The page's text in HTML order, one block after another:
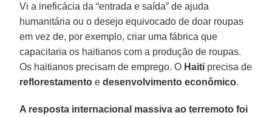
Vi a ineficácia da “entrada e saída” de ajuda
humanitária ou o desejo equivocado de doar roupas
em vez de, por exemplo, criar uma fábrica que
capacitaria os haitianos com a produção de roupas.
Os haitianos precisam de emprego. O Haiti precisa de
reflorestamento e desenvolvimento econômico.
A resposta internacional massiva ao terremoto foi